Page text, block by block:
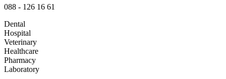
088 - 126 16 61
Dental
Hospital
Veterinary
Healthcare
Pharmacy
Laboratory